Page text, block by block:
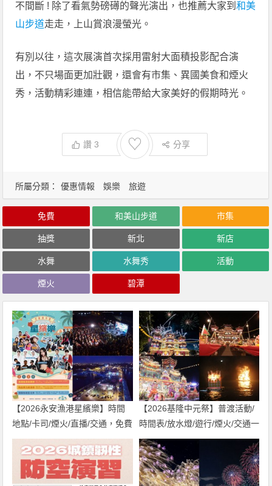
不間斷 ! 除了看氣勢磅礡的聲光演出，也推薦大家到和美
山步道走走，上山賞浪漫螢光。
有別以往，這次展演首次採用雷射大面積投影配合演
出，不只場面更加壯觀，還會有市集、異國美食和煙火
秀，活動精彩連連，相信能帶給大家美好的假期時光。
讚3 ♡ 分享
所屬分類： 優惠情報 娛樂 旅遊
免費 和美山步道 市集
抽獎 新北 新店
水舞 水舞秀 活動
煙火 碧潭
【2026永安漁港星繽樂】時間
地點/卡司/煙火/直播/交通，免費
入場！
【2026基隆中元祭】普渡活動/
時間表/放水燈/遊行/煙火/交通一
次看！